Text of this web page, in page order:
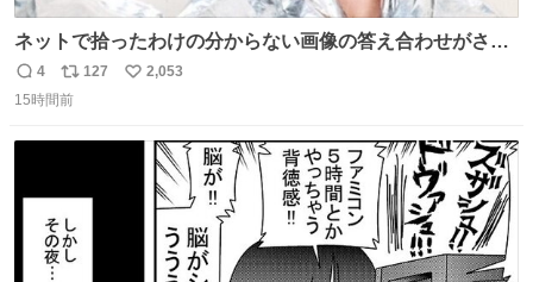
ネットで拾ったわけの分からない画像の答え合わせがされ
ていくw
返
信
4
リ
ポ
127
い
2,053
15時間前